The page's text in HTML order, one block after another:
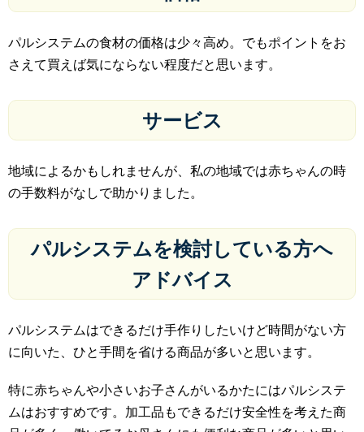
パルシステムの食材の価格は少々高め。でもポイントをお
さえて買えば気にならない程度だと思います。
サービス
地域によるかもしれませんが、私の地域では赤ちゃんの時
の手数料がなしで助かりました。
パルシステムを検討している方へ
アドバイス
パルシステムはできるだけ手作りしたいけど時間がない方
に向いた、ひと手間を省ける商品が多いと思います。
特に赤ちゃんや小さいお子さんがいるかたにはパルシステ
ムはおすすめです。加工品もできるだけ安全性を考えた商